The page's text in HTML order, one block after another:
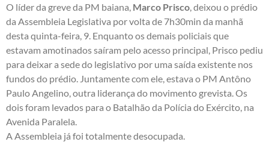
O líder da greve da PM baiana, Marco Prisco , deixou o prédio
da Assembleia Legislativa por volta de 7h30min da manhã
desta quinta-feira, 9. Enquanto os demais policiais que
estavam amotinados saíram pelo acesso principal, Prisco pediu
para deixar a sede do legislativo por uma saída existente nos
fundos do prédio. Juntamente com ele, estava o PM Antôno
Paulo Angelino, outra liderança do movimento grevista. Os
dois foram levados para o Batalhão da Polícia do Exército, na
Avenida Paralela.
A Assembleia já foi totalmente desocupada.